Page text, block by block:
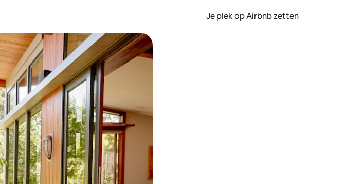
Je plek op Airbnb zetten
en omlaag, óf door te tikken of swipen.